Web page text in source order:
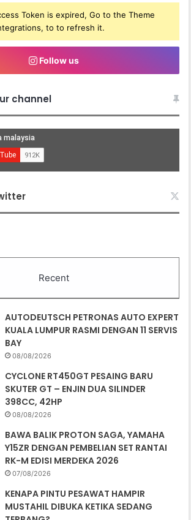
Token is expired, Go to the Theme
to to refresh it.
Follow us
channel
Recent
AUTODEUTSCH PETRONAS AUTO EXPERT
KUALA LUMPUR RASMI DENGAN 11 SERVIS
BAY
08/08/2026
CYCLONE RT450GT PESAING BARU
SKUTER GT – ENJIN DUA SILINDER
398CC, 42HP
08/08/2026
BAWA BALIK PROTON SAGA, YAMAHA
Y15ZR DENGAN PEMBELIAN SET RANTAI
RK-M EDISI MERDEKA 2026
07/08/2026
KENAPA PINTU PESAWAT HAMPIR
MUSTAHIL DIBUKA KETIKA SEDANG